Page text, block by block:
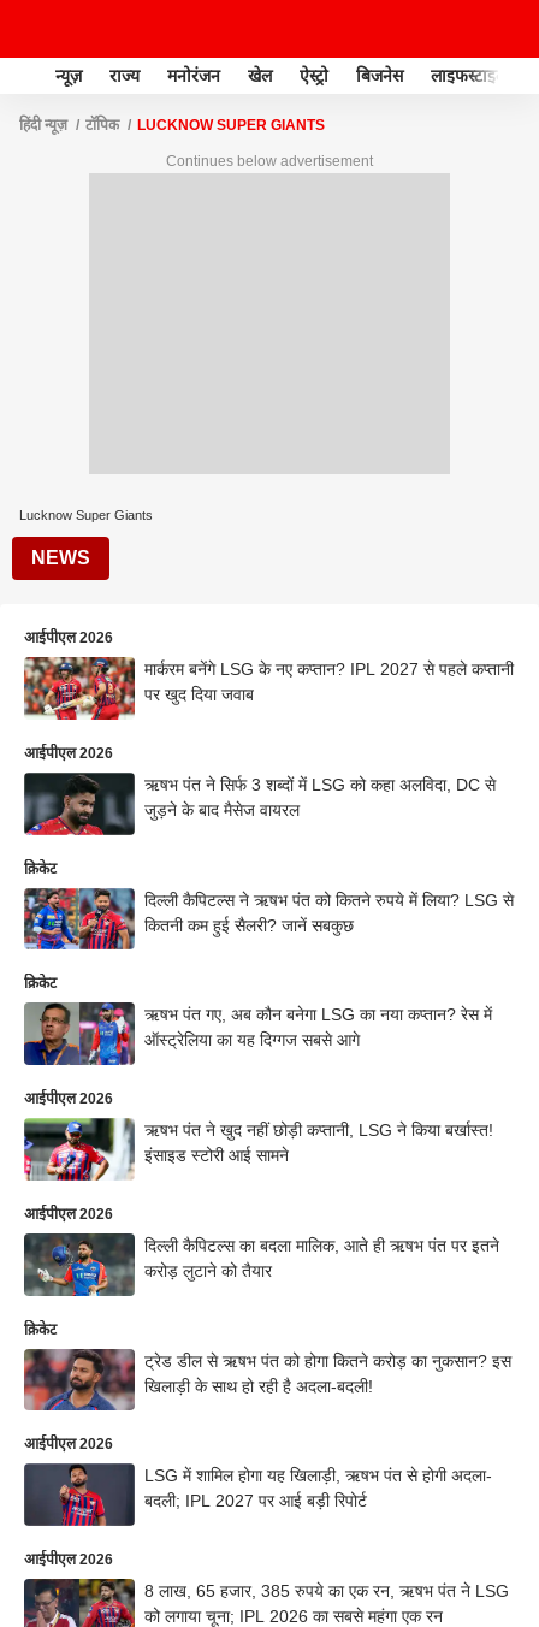
न्यूज़ राज्य मनोरंजन खेल ऐस्ट्रो बिजनेस लाइफस्टाइल
हिंदी न्यूज़ टॉपिक LUCKNOW SUPER GIANTS
Continues below advertisement
Lucknow Super Giants
NEWS
आईपीएल 2026
मार्करम बनेंगे LSG के नए कप्तान? IPL 2027 से पहले कप्तानी
पर खुद दिया जवाब
आईपीएल 2026
ऋषभ पंत ने सिर्फ 3 शब्दों में LSG को कहा अलविदा, DC से
जुड़ने के बाद मैसेज वायरल
क्रिकेट
दिल्ली कैपिटल्स ने ऋषभ पंत को कितने रुपये में लिया? LSG से
कितनी कम हुई सैलरी? जानें सबकुछ
क्रिकेट
ऋषभ पंत गए, अब कौन बनेगा LSG का नया कप्तान? रेस में
ऑस्ट्रेलिया का यह दिग्गज सबसे आगे
आईपीएल 2026
ऋषभ पंत ने खुद नहीं छोड़ी कप्तानी, LSG ने किया बर्खास्त!
इंसाइड स्टोरी आई सामने
आईपीएल 2026
दिल्ली कैपिटल्स का बदला मालिक, आते ही ऋषभ पंत पर इतने
करोड़ लुटाने को तैयार
क्रिकेट
ट्रेड डील से ऋषभ पंत को होगा कितने करोड़ का नुकसान? इस
खिलाड़ी के साथ हो रही है अदला-बदली!
आईपीएल 2026
LSG में शामिल होगा यह खिलाड़ी, ऋषभ पंत से होगी अदला-
बदली; IPL 2027 पर आई बड़ी रिपोर्ट
आईपीएल 2026
8 लाख, 65 हजार, 385 रुपये का एक रन, ऋषभ पंत ने LSG
को लगाया चूना; IPL 2026 का सबसे महंगा एक रन